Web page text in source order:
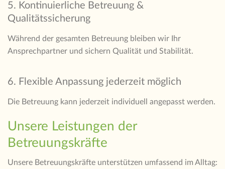
5. Kontinuierliche Betreuung &
Qualitätssicherung
Während der gesamten Betreuung bleiben wir Ihr
Ansprechpartner und sichern Qualität und Stabilität.
6. Flexible Anpassung jederzeit möglich
Die Betreuung kann jederzeit individuell angepasst werden.
Unsere Leistungen der
Betreuungskräfte
Unsere Betreuungskräfte unterstützen umfassend im Alltag: